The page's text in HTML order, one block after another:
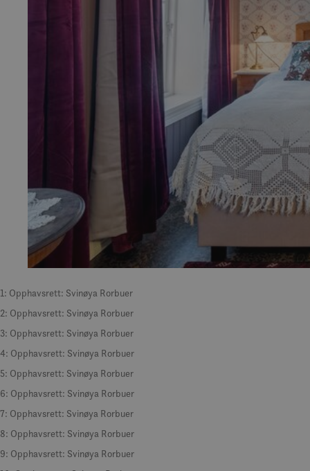
1: Opphavsrett: Svinøya Rorbuer
2: Opphavsrett: Svinøya Rorbuer
3: Opphavsrett: Svinøya Rorbuer
4: Opphavsrett: Svinøya Rorbuer
5: Opphavsrett: Svinøya Rorbuer
6: Opphavsrett: Svinøya Rorbuer
7: Opphavsrett: Svinøya Rorbuer
8: Opphavsrett: Svinøya Rorbuer
9: Opphavsrett: Svinøya Rorbuer